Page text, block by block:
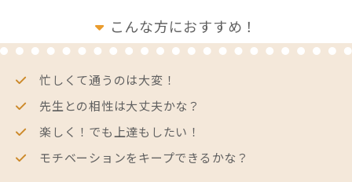
こんな方におすすめ！
忙しくて通うのは大変！
先生との相性は大丈夫かな？
楽しく！でも上達もしたい！
モチベーションをキープできるかな？